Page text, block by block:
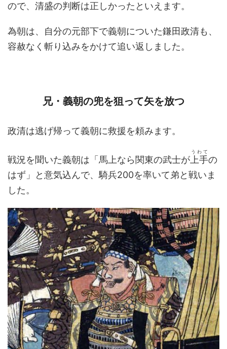
ので、清盛の判断は正しかったといえます。
為朝は、自分の元部下で義朝についた鎌田政清も、
容赦なく斬り込みをかけて追い返しました。
兄・義朝の兜を狙って矢を放つ
政清は逃げ帰って義朝に救援を頼みます。
戦況を聞いた義朝は「馬上なら関東の武士が 上手
うわて
の
はず」と意気込んで、騎兵200を率いて弟と戦いま
した。